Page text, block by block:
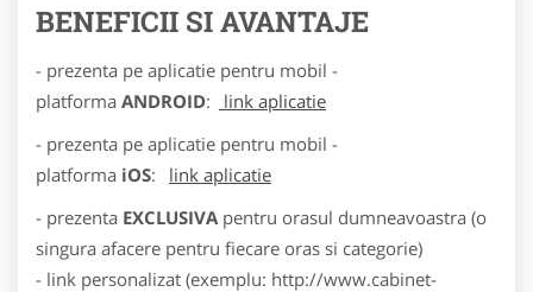
BENEFICII SI AVANTAJE
- prezenta pe aplicatie pentru mobil -
platforma ANDROID:
link aplicatie
- prezenta pe aplicatie pentru mobil -
platforma iOS:
link aplicatie
- prezenta EXCLUSIVA pentru orasul dumneavoastra (o
singura afacere pentru fiecare oras si categorie)
- link personalizat (exemplu: http://www.cabinet-